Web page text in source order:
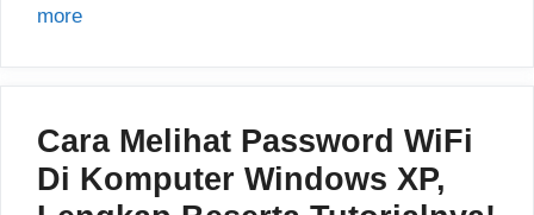
more
Cara Melihat Password WiFi
Di Komputer Windows XP,